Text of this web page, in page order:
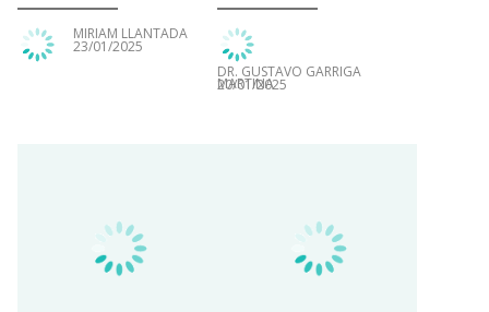
MIRIAM LLANTADA
23/01/2025
DR. GUSTAVO GARRIGA
MARTINA
20/01/2025